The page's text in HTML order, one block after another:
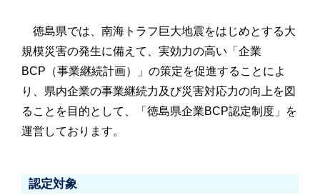
徳島県では、南海トラフ巨大地震をはじめとする大
規模災害の発生に備えて、実効力の高い「企業
BCP（事業継続計画）」の策定を促進することによ
り、県内企業の事業継続力及び災害対応力の向上を図
ることを目的として、「徳島県企業BCP認定制度」を
運営しております。
認定対象